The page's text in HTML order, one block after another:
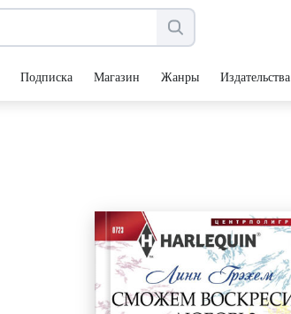
Подписка Магазин Жанры Издательства